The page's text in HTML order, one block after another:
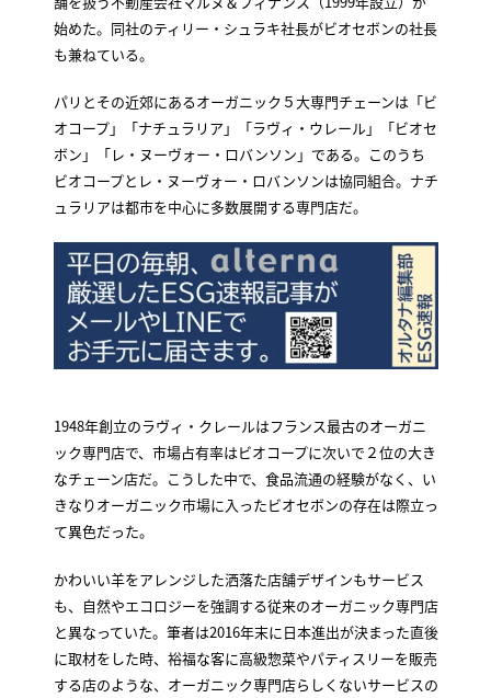
始めた。同社のティリー・シュラキ社長がビオセボンの社長
も兼ねている。
パリとその近郊にあるオーガニック５大専門チェーンは「ビ
オコープ」「ナチュラリア」「ラヴィ・ウレール」「ビオセ
ボン」「レ・ヌーヴォー・ロバンソン」である。このうち
ビオコープとレ・ヌーヴォー・ロバンソンは協同組合。ナチ
ュラリアは都市を中心に多数展開する専門店だ。
1948年創立のラヴィ・クレールはフランス最古のオーガニ
ック専門店で、市場占有率はビオコープに次いで２位の大き
なチェーン店だ。こうした中で、食品流通の経験がなく、い
きなりオーガニック市場に入ったビオセボンの存在は際立っ
て異色だった。
かわいい羊をアレンジした洒落た店舗デザインもサービス
も、自然やエコロジーを強調する従来のオーガニック専門店
と異なっていた。筆者は2016年末に日本進出が決まった直後
に取材をした時、裕福な客に高級惣菜やパティスリーを販売
する店のような、オーガニック専門店らしくないサービスの